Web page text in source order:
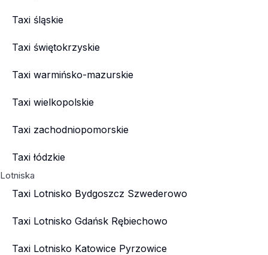
Taxi śląskie
Taxi świętokrzyskie
Taxi warmińsko-mazurskie
Taxi wielkopolskie
Taxi zachodniopomorskie
Taxi łódzkie
Lotniska
Taxi Lotnisko Bydgoszcz Szwederowo
Taxi Lotnisko Gdańsk Rębiechowo
Taxi Lotnisko Katowice Pyrzowice